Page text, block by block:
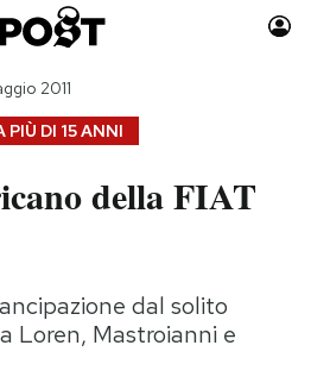
Auto
Moda
Storie/Idee
Ok Boomer!
PIÙ DI 15 ANNI
2011
della FIAT
dal solito
Loren, Mastroianni e